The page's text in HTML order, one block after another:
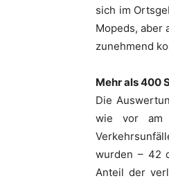
sich im
Mopeds, aber
zunehmend
Mehr als 400
Die
wie vor am
wurden – 42
Anteil der